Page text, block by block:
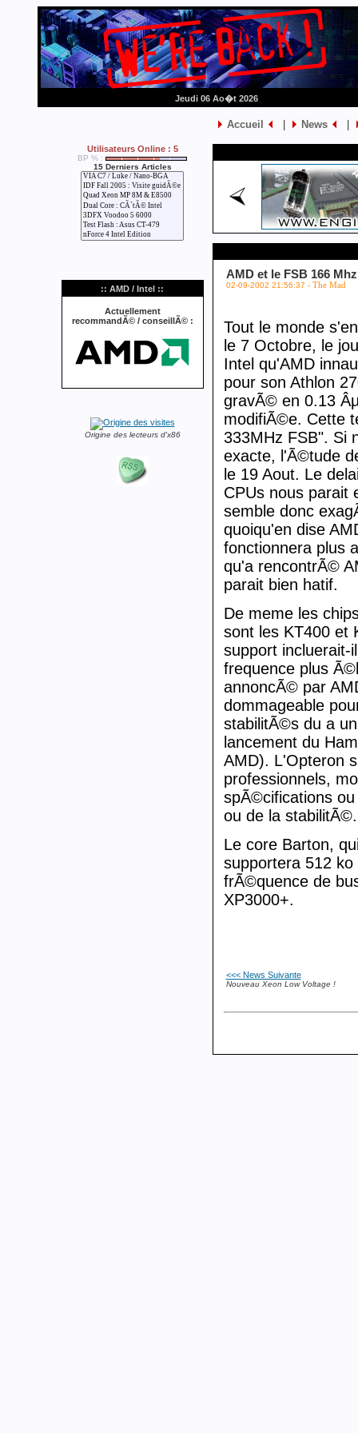
Jeudi 06 Ao�t 2026
Accueil News
Utilisateurs Online : 5
BP % :
15 Derniers Articles
:: AMD / Intel ::
Actuellement
recommandÃ© / conseillÃ© :
Origine des lecteurs d'x86
AMD et le FSB 166
02-09-2002 21:56:37 - The Mad
Tout le monde
le 7 Octobre, le
Intel qu'AMD
pour son Athlon
gravÃ© en 0.13
modifiÃ©e. Cette
333MHz FSB". Si
exacte, l'Ã©tude
le 19 Aout. Le
CPUs nous parait
semble donc
quoiqu'en dise
fonctionnera plus
qu'a rencontrÃ©
parait bien hatif.
De meme les
sont les KT400 et
support incluerait-
frequence plus
annoncÃ© par
dommageable
stabilitÃ©s du a
lancement du
AMD). L'Opteron
professionnels,
spÃ©cifications
ou de la
Le core Barton,
supportera 512
frÃ©quence de
XP3000+.
<<< News Suivante
Nouveau Xeon Low Voltage !